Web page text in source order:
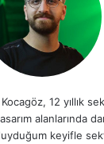
12 yıllık
alanlarında
keyifle